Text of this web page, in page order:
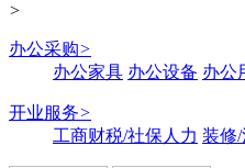
>
办公采购>
办公家具 办公设备 办公
开业服务>
工商财税/社保人力 装修